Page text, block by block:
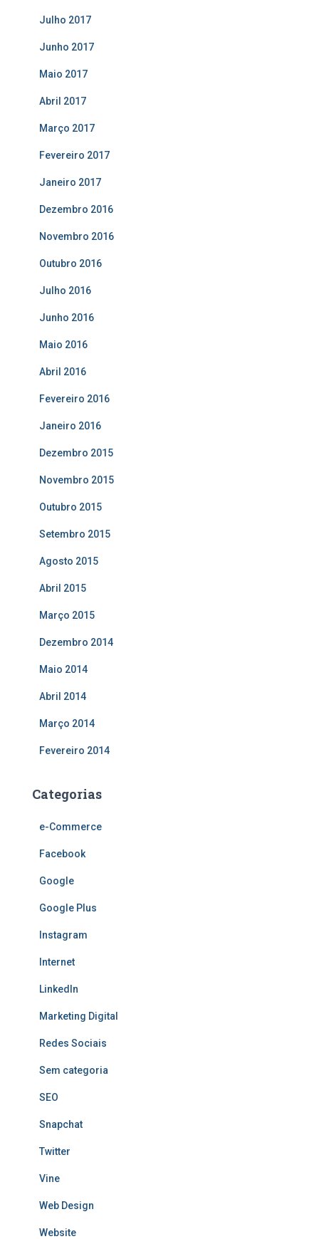
Julho 2017
Junho 2017
Maio 2017
Abril 2017
Março 2017
Fevereiro 2017
Janeiro 2017
Dezembro 2016
Novembro 2016
Outubro 2016
Julho 2016
Junho 2016
Maio 2016
Abril 2016
Fevereiro 2016
Janeiro 2016
Dezembro 2015
Novembro 2015
Outubro 2015
Setembro 2015
Agosto 2015
Abril 2015
Março 2015
Dezembro 2014
Maio 2014
Abril 2014
Março 2014
Fevereiro 2014
Categorias
e-Commerce
Facebook
Google
Google Plus
Instagram
Internet
LinkedIn
Marketing Digital
Redes Sociais
Sem categoria
SEO
Snapchat
Twitter
Vine
Web Design
Website